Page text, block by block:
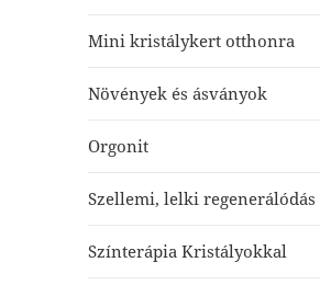
Mini kristálykert otthonra
Növények és ásványok
Orgonit
Szellemi, lelki regenerálódás
Színterápia Kristályokkal